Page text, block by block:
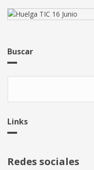
Buscar
Links
Redes sociales